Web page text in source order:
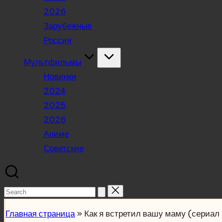
2026
Зарубежные
Россия
Мультфильмы
Новинки
2024
2025
2026
Аниме
Советские
Search
Главная страница» Как я встретил вашу маму